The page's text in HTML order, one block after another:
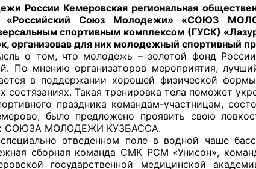
OPKO42@BK.RU ОБРАТНАЯ
органах федеральных органов
России Кемеровская региональная
«Российский Союз Молодежи» «СОЮЗ
спортивным комплексом (ГУСК)
организовав для них молодежный спортивный
о том, что молодежь – золотой фонд
По мнению организаторов мероприятия,
в поддержании хорошей физической
состязаниях. Такая тренировка тела поможет
праздника командам-участницам,
было предложено проявить свою
СОЮЗА МОЛОДЕЖИ КУЗБАССА.
отведенном поле в водной чаше
сборная команда СМК РСМ «Унисон»,
государственной медицинской